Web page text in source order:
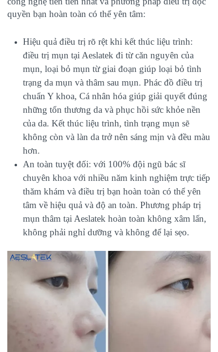
quyền bạn hoàn toàn có thể yên tâm:
Hiệu quả điều trị rõ rệt khi kết thúc liệu trình:
điều trị mụn tại Aeslatek đi từ căn nguyên của
mụn, loại bỏ mụn từ giai đoạn giúp loại bỏ tình
trạng da mụn và thâm sau mụn. Phác đồ điều trị
chuẩn Y khoa, Cá nhân hóa giúp giải quyết đúng
những tổn thương da và phục hồi sức khỏe nền
của da. Kết thúc liệu trình, tình trạng mụn sẽ
không còn và làn da trở nên sáng mịn và đều màu
hơn.
An toàn tuyệt đối: với 100% đội ngũ bác sĩ
chuyên khoa với nhiều năm kinh nghiệm trực tiếp
thăm khám và điều trị bạn hoàn toàn có thể yên
tâm về hiệu quả và độ an toàn. Phương pháp trị
mụn thâm tại Aeslatek hoàn toàn không xâm lấn,
không phải nghỉ dưỡng và không để lại sẹo.